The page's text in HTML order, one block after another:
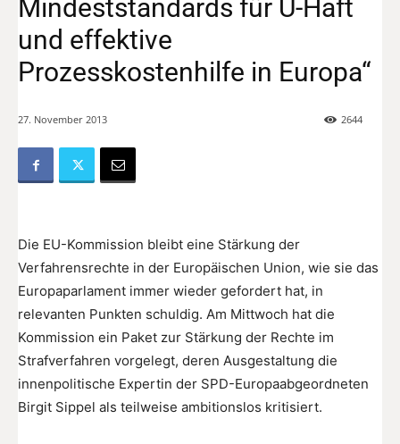
Mindeststandards für U-Haft
und effektive
Prozesskostenhilfe in Europa“
27. November 2013 2644
Die EU-Kommission bleibt eine Stärkung der
Verfahrensrechte in der Europäischen Union, wie sie das
Europaparlament immer wieder gefordert hat, in
relevanten Punkten schuldig. Am Mittwoch hat die
Kommission ein Paket zur Stärkung der Rechte im
Strafverfahren vorgelegt, deren Ausgestaltung die
innenpolitische Expertin der SPD-Europaabgeordneten
Birgit Sippel als teilweise ambitionslos kritisiert.